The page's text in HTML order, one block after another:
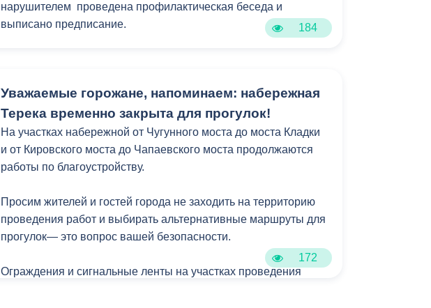
нарушителем проведена профилактическая беседа и
выписано предписание.
15 тысяч рублей для должностных лиц и до 50 тысяч - для
юридических.
184
Уважаемые горожане, напоминаем: набережная
Терека временно закрыта для прогулок!
На участках набережной от Чугунного моста до моста Кладки
и от Кировского моста до Чапаевского моста продолжаются
работы по благоустройству.
Просим жителей и гостей города не заходить на территорию
проведения работ и выбирать альтернативные маршруты для
прогулок— это вопрос вашей безопасности.
Ограждения и сигнальные ленты на участках проведения
172